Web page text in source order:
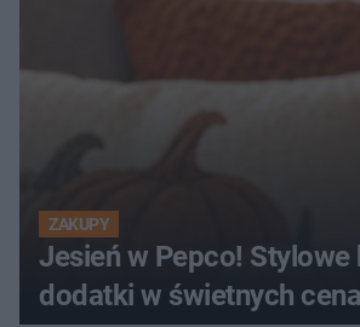
ZAKUPY
Jesień w Pepco! Stylowe
dodatki w świetnych